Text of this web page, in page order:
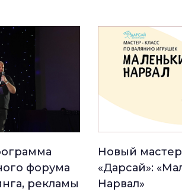
форума
рекламы
Новый
«Дарсай»:
Нарвал»